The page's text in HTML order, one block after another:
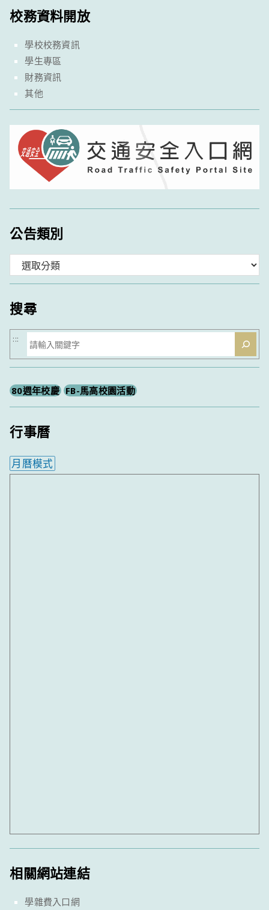
校務資料開放
學校校務資訊
學生專區
財務資訊
其他
公告類別
類
搜尋
搜
尋
:::
80週年校慶 FB-馬高校園活動
行事曆
月曆模式
相關網站連結
學雜費入口網